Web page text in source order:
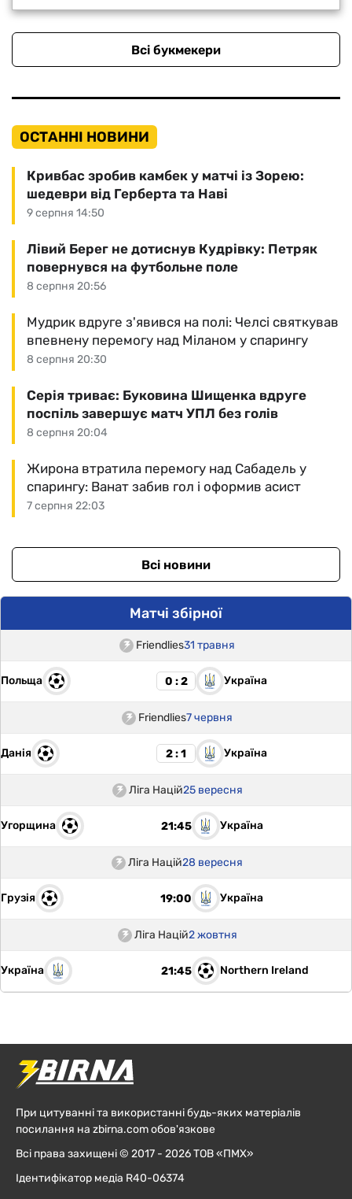
Всі букмекери
ОСТАННІ НОВИНИ
9 серпня 14:50
Кривбас зробив камбек у матчі із Зорею:
шедеври від Герберта та Наві
8 серпня 20:56
Лівий Берег не дотиснув Кудрівку: Петряк
повернувся на футбольне поле
8 серпня 20:30
Мудрик вдруге з'явився на полі: Челсі святкував
впевнену перемогу над Міланом у спарингу
8 серпня 20:04
Серія триває: Буковина Шищенка вдруге
поспіль завершує матч УПЛ без голів
7 серпня 22:03
Жирона втратила перемогу над Сабадель у
спарингу: Ванат забив гол і оформив асист
Всі новини
Матчі збірної
Friendlies31 травня
Польща 0 : 2 Україна
Friendlies7 червня
Данія 2 : 1 Україна
Ліга Націй25 вересня
Угорщина 21:45 Україна
Ліга Націй28 вересня
Грузія 19:00 Україна
Ліга Націй2 жовтня
Україна 21:45 Northern Ireland
При цитуванні та використанні будь-яких матеріалів
посилання на zbirna.com обов'язкове
Всі права захищені © 2017 - 2026 ТОВ «ПМХ»
Ідентифікатор медіа R40-06374